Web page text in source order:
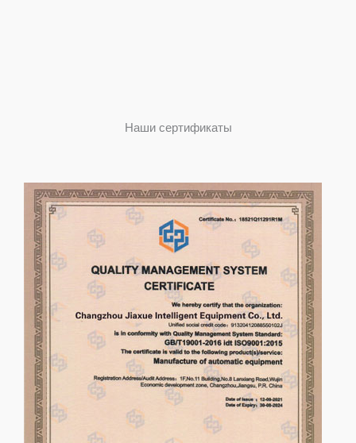
Наши сертификаты